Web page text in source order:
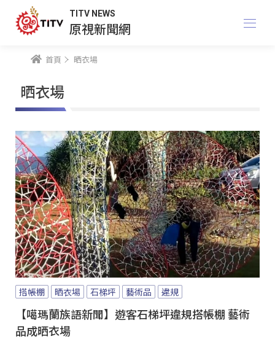
TITV NEWS
原視新聞網
首頁 晒衣場
晒衣場
搭帳棚 晒衣場 石梯坪 藝術品 違規
【噶瑪蘭族語新聞】遊客石梯坪違規搭帳棚 藝術
品成晒衣場